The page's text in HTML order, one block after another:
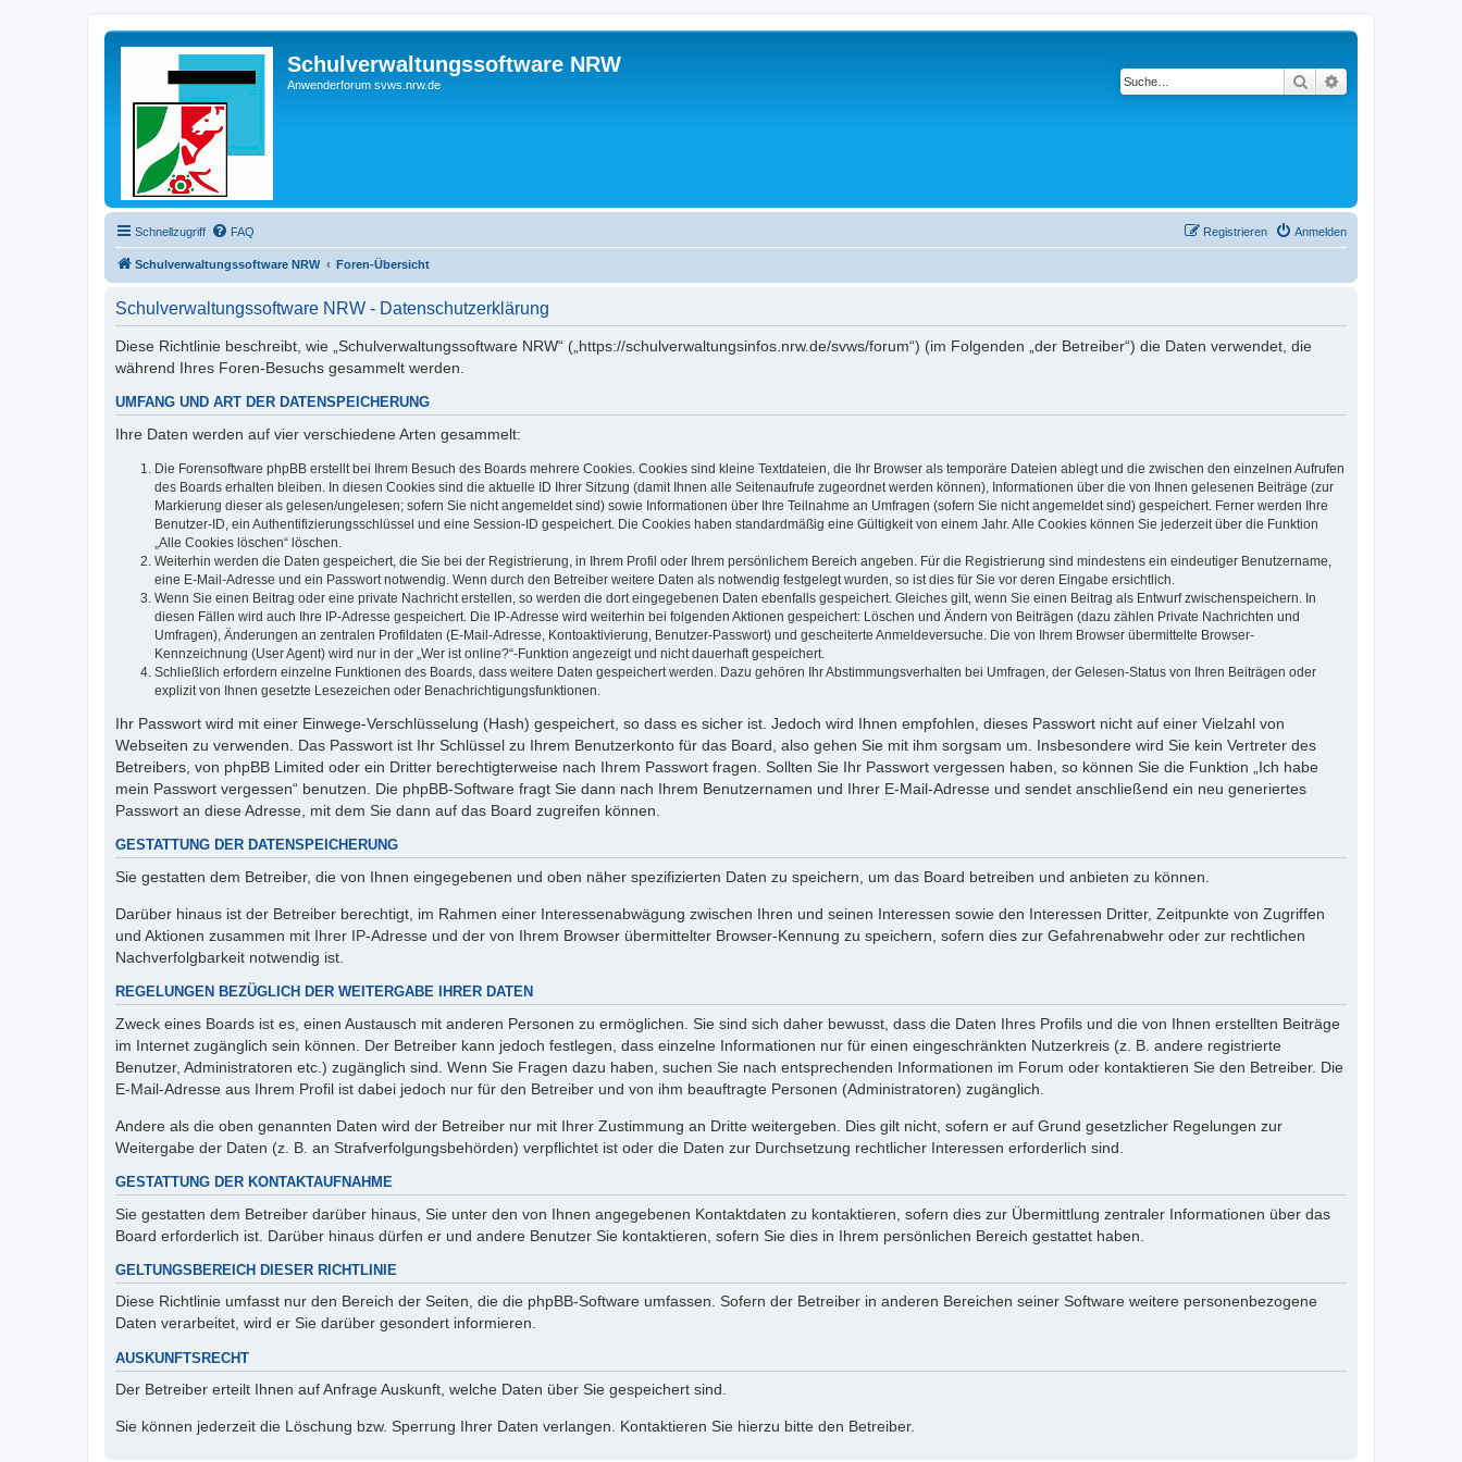
Schulverwaltungssoftware NRW
Anwenderforum svws.nrw.de Suche
Schnellzugriff FAQ Anmelden
Registrieren
Schulverwaltungssoftware NRW Foren-Übersicht
Schulverwaltungssoftware NRW - Datenschutzerklärung
Diese Richtlinie beschreibt, wie „Schulverwaltungssoftware NRW“ („https://schulverwaltungsinfos.nrw.de/svws/forum“) (im Folgenden „der Betreiber“) die Daten verwendet, die
während Ihres Foren-Besuchs gesammelt werden.
UMFANG UND ART DER DATENSPEICHERUNG
Ihre Daten werden auf vier verschiedene Arten gesammelt:
Die Forensoftware phpBB erstellt bei Ihrem Besuch des Boards mehrere Cookies. Cookies sind kleine Textdateien, die Ihr Browser als temporäre Dateien ablegt und die zwischen den einzelnen Aufrufen
des Boards erhalten bleiben. In diesen Cookies sind die aktuelle ID Ihrer Sitzung (damit Ihnen alle Seitenaufrufe zugeordnet werden können), Informationen über die von Ihnen gelesenen Beiträge (zur
Markierung dieser als gelesen/ungelesen; sofern Sie nicht angemeldet sind) sowie Informationen über Ihre Teilnahme an Umfragen (sofern Sie nicht angemeldet sind) gespeichert. Ferner werden Ihre
Benutzer-ID, ein Authentifizierungsschlüssel und eine Session-ID gespeichert. Die Cookies haben standardmäßig eine Gültigkeit von einem Jahr. Alle Cookies können Sie jederzeit über die Funktion
„Alle Cookies löschen“ löschen.
Weiterhin werden die Daten gespeichert, die Sie bei der Registrierung, in Ihrem Profil oder Ihrem persönlichem Bereich angeben. Für die Registrierung sind mindestens ein eindeutiger Benutzername,
eine E-Mail-Adresse und ein Passwort notwendig. Wenn durch den Betreiber weitere Daten als notwendig festgelegt wurden, so ist dies für Sie vor deren Eingabe ersichtlich.
Wenn Sie einen Beitrag oder eine private Nachricht erstellen, so werden die dort eingegebenen Daten ebenfalls gespeichert. Gleiches gilt, wenn Sie einen Beitrag als Entwurf zwischenspeichern. In
diesen Fällen wird auch Ihre IP-Adresse gespeichert. Die IP-Adresse wird weiterhin bei folgenden Aktionen gespeichert: Löschen und Ändern von Beiträgen (dazu zählen Private Nachrichten und
Umfragen), Änderungen an zentralen Profildaten (E-Mail-Adresse, Kontoaktivierung, Benutzer-Passwort) und gescheiterte Anmeldeversuche. Die von Ihrem Browser übermittelte Browser-
Kennzeichnung (User Agent) wird nur in der „Wer ist online?“-Funktion angezeigt und nicht dauerhaft gespeichert.
Schließlich erfordern einzelne Funktionen des Boards, dass weitere Daten gespeichert werden. Dazu gehören Ihr Abstimmungsverhalten bei Umfragen, der Gelesen-Status von Ihren Beiträgen oder
explizit von Ihnen gesetzte Lesezeichen oder Benachrichtigungsfunktionen.
Ihr Passwort wird mit einer Einwege-Verschlüsselung (Hash) gespeichert, so dass es sicher ist. Jedoch wird Ihnen empfohlen, dieses Passwort nicht auf einer Vielzahl von
Webseiten zu verwenden. Das Passwort ist Ihr Schlüssel zu Ihrem Benutzerkonto für das Board, also gehen Sie mit ihm sorgsam um. Insbesondere wird Sie kein Vertreter des
Betreibers, von phpBB Limited oder ein Dritter berechtigterweise nach Ihrem Passwort fragen. Sollten Sie Ihr Passwort vergessen haben, so können Sie die Funktion „Ich habe
mein Passwort vergessen“ benutzen. Die phpBB-Software fragt Sie dann nach Ihrem Benutzernamen und Ihrer E-Mail-Adresse und sendet anschließend ein neu generiertes
Passwort an diese Adresse, mit dem Sie dann auf das Board zugreifen können.
GESTATTUNG DER DATENSPEICHERUNG
Sie gestatten dem Betreiber, die von Ihnen eingegebenen und oben näher spezifizierten Daten zu speichern, um das Board betreiben und anbieten zu können.
Darüber hinaus ist der Betreiber berechtigt, im Rahmen einer Interessenabwägung zwischen Ihren und seinen Interessen sowie den Interessen Dritter, Zeitpunkte von Zugriffen
und Aktionen zusammen mit Ihrer IP-Adresse und der von Ihrem Browser übermittelter Browser-Kennung zu speichern, sofern dies zur Gefahrenabwehr oder zur rechtlichen
Nachverfolgbarkeit notwendig ist.
REGELUNGEN BEZÜGLICH DER WEITERGABE IHRER DATEN
Zweck eines Boards ist es, einen Austausch mit anderen Personen zu ermöglichen. Sie sind sich daher bewusst, dass die Daten Ihres Profils und die von Ihnen erstellten Beiträge
im Internet zugänglich sein können. Der Betreiber kann jedoch festlegen, dass einzelne Informationen nur für einen eingeschränkten Nutzerkreis (z. B. andere registrierte
Benutzer, Administratoren etc.) zugänglich sind. Wenn Sie Fragen dazu haben, suchen Sie nach entsprechenden Informationen im Forum oder kontaktieren Sie den Betreiber. Die
E-Mail-Adresse aus Ihrem Profil ist dabei jedoch nur für den Betreiber und von ihm beauftragte Personen (Administratoren) zugänglich.
Andere als die oben genannten Daten wird der Betreiber nur mit Ihrer Zustimmung an Dritte weitergeben. Dies gilt nicht, sofern er auf Grund gesetzlicher Regelungen zur
Weitergabe der Daten (z. B. an Strafverfolgungsbehörden) verpflichtet ist oder die Daten zur Durchsetzung rechtlicher Interessen erforderlich sind.
GESTATTUNG DER KONTAKTAUFNAHME
Sie gestatten dem Betreiber darüber hinaus, Sie unter den von Ihnen angegebenen Kontaktdaten zu kontaktieren, sofern dies zur Übermittlung zentraler Informationen über das
Board erforderlich ist. Darüber hinaus dürfen er und andere Benutzer Sie kontaktieren, sofern Sie dies in Ihrem persönlichen Bereich gestattet haben.
GELTUNGSBEREICH DIESER RICHTLINIE
Diese Richtlinie umfasst nur den Bereich der Seiten, die die phpBB-Software umfassen. Sofern der Betreiber in anderen Bereichen seiner Software weitere personenbezogene
Daten verarbeitet, wird er Sie darüber gesondert informieren.
AUSKUNFTSRECHT
Der Betreiber erteilt Ihnen auf Anfrage Auskunft, welche Daten über Sie gespeichert sind.
Sie können jederzeit die Löschung bzw. Sperrung Ihrer Daten verlangen. Kontaktieren Sie hierzu bitte den Betreiber.